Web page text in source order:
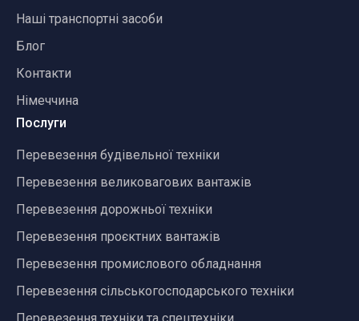
Наші транспортні засоби
Блог
Контакти
Німеччина
Послуги
Перевезення будівельної техніки
Перевезення великовагових вантажів
Перевезення дорожньої техніки
Перевезення проєктних вантажів
Перевезення промислового обладнання
Перевезення сільськогосподарського техніки